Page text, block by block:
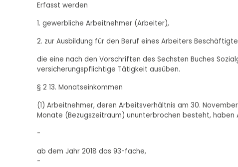
Erfasst werden
1. gewerbliche Arbeitnehmer (Arbeiter),
2. zur Ausbildung für den Beruf eines Arbeiters
die eine nach den Vorschriften des Sechsten Buches
versicherungspflichtige Tätigkeit ausüben.
§ 2 13. Monatseinkommen
(1) Arbeitnehmer, deren Arbeitsverhältnis am 30.
Monate (Bezugszeitraum) ununterbrochen besteht, haben
-
ab dem Jahr 2018 das 93-fache,
-